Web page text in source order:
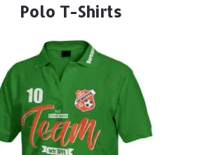
Polo T-Shirts